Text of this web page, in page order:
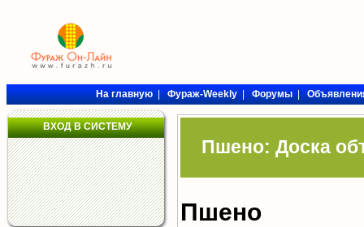
На главную|Фураж-Weekly|Форумы|
ВХОД В СИСТЕМУ
Пшено: Доска
Пшено